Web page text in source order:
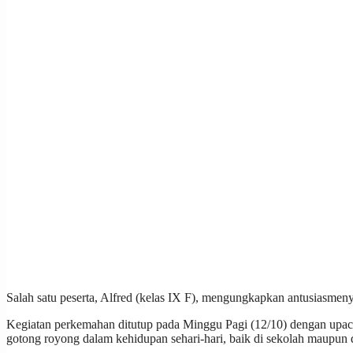
Salah satu peserta, Alfred (kelas IX F), mengungkapkan
Kegiatan perkemahan ditutup pada Minggu Pagi (12/10) dengan
gotong royong dalam kehidupan sehari-hari, baik di sekolah